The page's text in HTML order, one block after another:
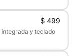
$ 499
y teclado